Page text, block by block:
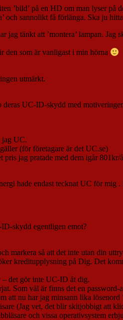
’bild’ på en HD om man lyser på
och sannolikt få förlänga. Ska ju
jag tänkt att ’montera’ lampan. Jag
den som är vanligast i min hörna
utmärkt.
UC-ID-skydd med
jag UC.
(för företagare är det UC.se)
pris jag pratade med dem igår
hade endast tecknat UC för
skydd egentligen emot?
markera så att det inte utan din
kreditupplysning på Dig. Det
– det gör inte UC-ID åt dig.
Som väl är finns det en
att nu har jag minsann lika
(Jag vet, det blir skitjobbigt att
och vissa operativsystem